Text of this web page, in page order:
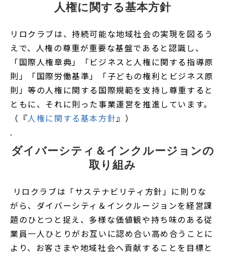
人権に関する基本方針
リロクラブは、持続可能な地域社会の実現を図るう
えで、人権の尊重が重要な基盤であると認識し、
「国際人権章典」「ビジネスと人権に関する指導原
則」「国際労働基準」「子どもの権利とビジネス原
則」等の人権に関する国際規範を支持し尊重すると
ともに、それに則った事業運営を推進しています。
（『人権に関する基本方針』）
.
ダイバーシティ＆インクルージョンの
取り組み
リロクラブは「サステナビリティ方針」に則りな
がら、ダイバーシティ＆インクルージョンを経営課
題のひとつと捉え、多様な価値観や持ち味のある従
業員一人ひとりがお互いに認め合い高め合うことに
より、お客さまや地域社会へ貢献することを目標と